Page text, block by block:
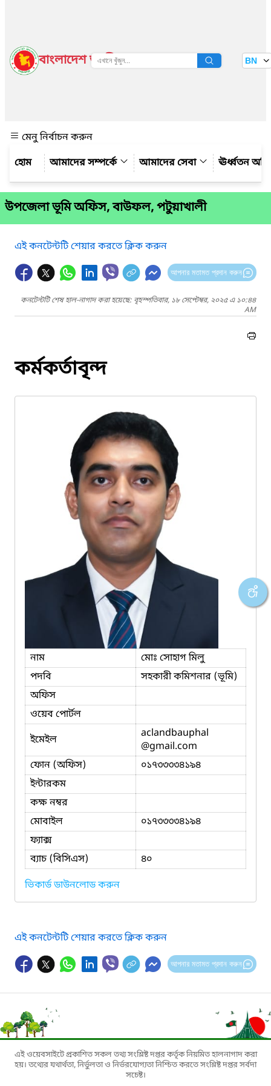
বাংলাদেশ জাতীয় তথ্য বাতায়ন BN
মেনু নির্বাচন করুন
আমাদের সম্পর্কে
আমাদের সেবা ঊর্ধ্বতন
উপজেলা ভূমি অফিস, বাউফল, পটুয়াখালী
এই কনটেন্টটি শেয়ার করতে ক্লিক করুন
আপনার মতামত প্রদান করুন
কনটেন্টটি শেষ হাল-নাগাদ করা হয়েছে: বৃহস্পতিবার, ১৮ সেপ্টেম্বর, ২০২৫ এ ১০:৪৪
AM
কর্মকর্তাবৃন্দ
নাম
মোঃ সোহাগ মিলু
পদবি
সহকারী কমিশনার (ভূমি)
অফিস
ওয়েব পোর্টল
ইমেইল
aclandbauphal
@gmail.com
ফোন (অফিস)
০১৭৩৩৩৩৪১৯৪
ইন্টারকম
কক্ষ নম্বর
মোবাইল
০১৭৩৩৩৩৪১৯৪
ফ্যাক্স
ব্যাচ (বিসিএস)
৪০
ভিকার্ড ডাউনলোড করুন
এই কনটেন্টটি শেয়ার করতে ক্লিক করুন
আপনার মতামত প্রদান করুন
এই ওয়েবসাইটে প্রকাশিত সকল তথ্য সংশ্লিষ্ট দপ্তর কর্তৃক নিয়মিত হালনাগাদ করা
হয়। তথ্যের যথার্থতা, নির্ভুলতা ও নির্ভরযোগ্যতা নিশ্চিত করতে সংশ্লিষ্ট দপ্তর সর্বদা
সচেষ্ট।